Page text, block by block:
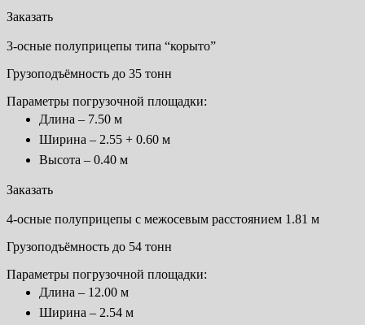
Заказать
3-осные полуприцепы типа “корыто”
Грузоподъёмность до 35 тонн
Параметры погрузочной площадки:
Длина – 7.50 м
Ширина – 2.55 + 0.60 м
Высота – 0.40 м
Заказать
4-осные полуприцепы с межосевым расстоянием 1.81 м
Грузоподъёмность до 54 тонн
Параметры погрузочной площадки:
Длина – 12.00 м
Ширина – 2.54 м